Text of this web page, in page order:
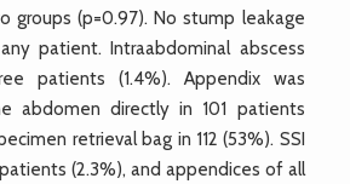
groups (p=0.97). No stump leakage
patient. Intraabdominal abscess
patients (1.4%). Appendix was
abdomen directly in 101 patients
retrieval bag in 112 (53%). SSI
(2.3%), and appendices of all